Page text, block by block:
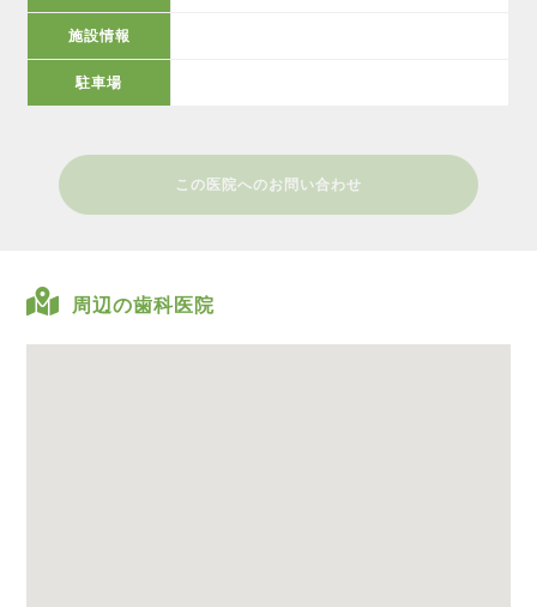
施設情報
駐車場
この医院へのお問い合わせ
周辺の歯科医院